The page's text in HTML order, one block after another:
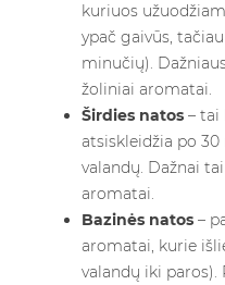
kuriuos
ypač gaivūs,
minučių).
žoliniai aromatai.
Širdies natos – tai
atsiskleidžia po
valandų. Dažnai
aromatai.
Bazinės natos –
aromatai, kurie
valandų iki paros).